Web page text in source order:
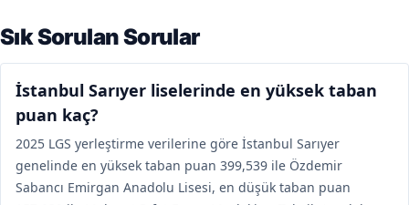
Sık Sorulan Sorular
İstanbul Sarıyer liselerinde en yüksek taban
puan kaç?
2025 LGS yerleştirme verilerine göre İstanbul Sarıyer
genelinde en yüksek taban puan 399,539 ile Özdemir
Sabancı Emirgan Anadolu Lisesi, en düşük taban puan